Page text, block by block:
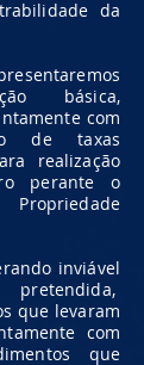
da
básica,
com
de taxas
realização
perante o
inviável
que levaram
com
que